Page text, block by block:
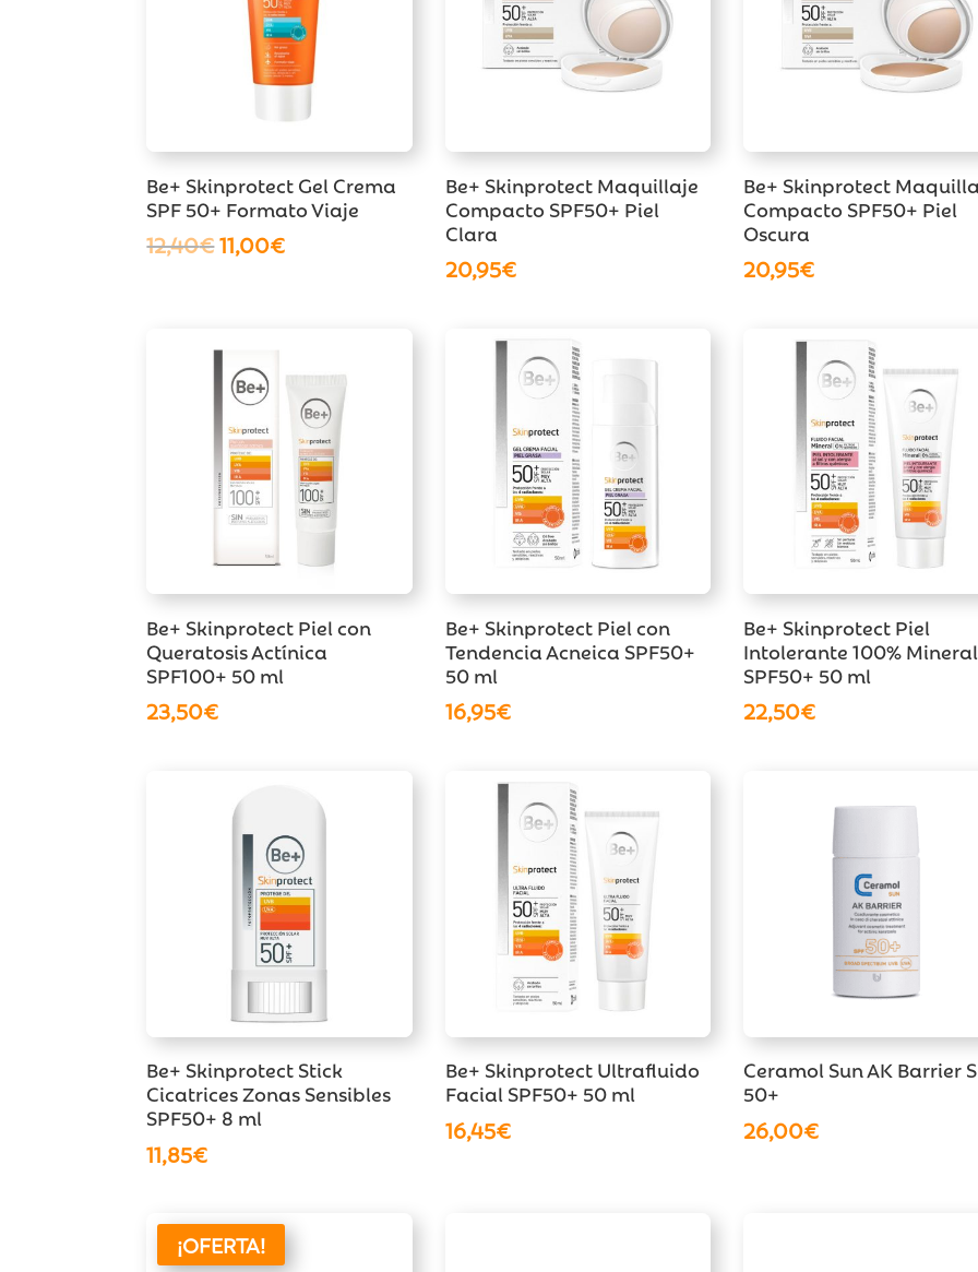
Be+ Skinprotect Gel Crema
SPF 50+ Formato Viaje
12,40€El
12,40€.
11,00€El
Be+ Skinprotect Maquillaje
Compacto SPF50+ Piel
Clara
20,95€
Be+ Skinprotect
Compacto SPF50+ Piel
Oscura
20,95€
Be+ Skinprotect Piel con
Queratosis Actínica
SPF100+ 50 ml
23,50€
Be+ Skinprotect Piel con
Tendencia Acneica SPF50+
50 ml
16,95€
Be+ Skinprotect Piel
Intolerante 100% Mineral
SPF50+ 50 ml
22,50€
Be+ Skinprotect Stick
Cicatrices Zonas Sensibles
SPF50+ 8 ml
11,85€
Be+ Skinprotect Ultrafluido
Facial SPF50+ 50 ml
16,45€
Ceramol Sun AK Barrier
50+
26,00€
¡OFERTA!